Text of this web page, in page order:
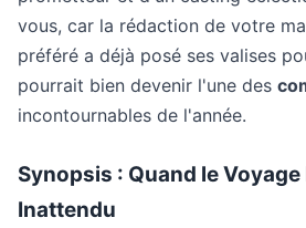
vous, car la rédaction de votre
préféré a déjà posé ses valises
pourrait bien devenir l'une des
incontournables de l'année.
Synopsis : Quand le
Inattendu